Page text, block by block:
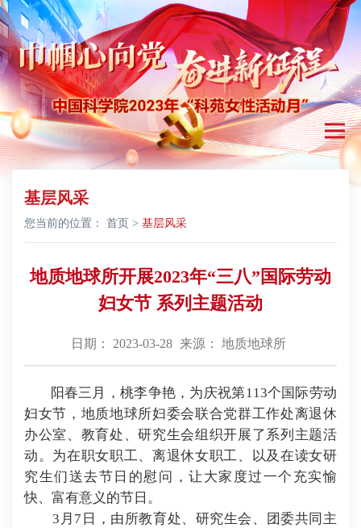
基层风采
您当前的位置： 首页 > 基层风采
地质地球所开展2023年“三八”国际劳动
妇女节 系列主题活动
日期： 2023-03-28 来源： 地质地球所
阳春三月，桃李争艳，为庆祝第113个国际劳动
妇女节，地质地球所妇委会联合党群工作处离退休
办公室、教育处、研究生会组织开展了系列主题活
动。为在职女职工、离退休女职工、以及在读女研
究生们送去节日的慰问，让大家度过一个充实愉
快、富有意义的节日。
3月7日，由所教育处、研究生会、团委共同主